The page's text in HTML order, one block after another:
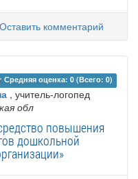
Оставить комментарий
Средняя оценка: 0 (Всего: 0)
, учитель-логопед
обл
повышения
дошкольной